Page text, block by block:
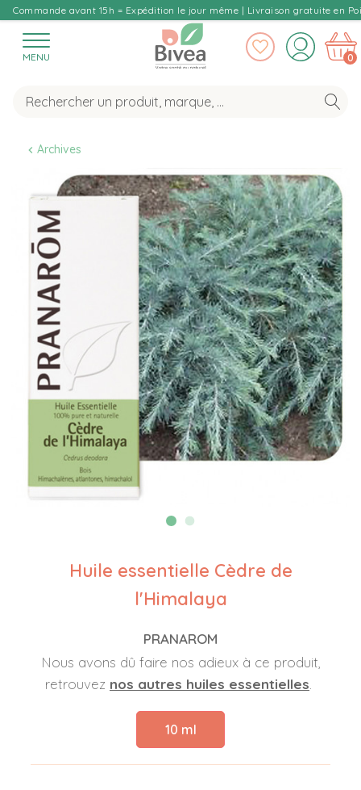
Commande avant 15h = Expédition le jour même | Livraison gratuite en
MENU 0
Archives
Huile essentielle Cèdre de
l'Himalaya
PRANAROM
Nous avons dû faire nos adieux à ce produit,
retrouvez nos autres huiles essentielles.
10 ml